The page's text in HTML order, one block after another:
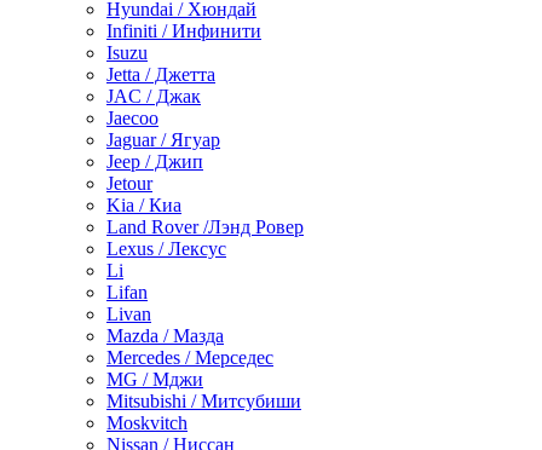
Hyundai / Хюндай
Infiniti / Инфинити
Isuzu
Jetta / Джетта
JAC / Джак
Jaecoo
Jaguar / Ягуар
Jeep / Джип
Jetour
Kia / Киа
Land Rover /Лэнд Ровер
Lexus / Лексус
Li
Lifan
Livan
Mazda / Мазда
Mercedes / Мерседес
MG / Мджи
Mitsubishi / Митсубиши
Moskvitch
Nissan / Ниссан